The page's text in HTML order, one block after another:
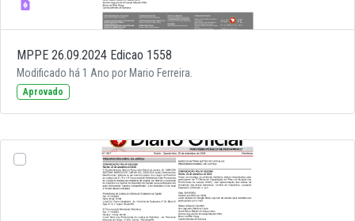
MPPE 26.09.2024 Edicao 1558
Modificado há 1 Ano por Mario Ferreira.
Aprovado